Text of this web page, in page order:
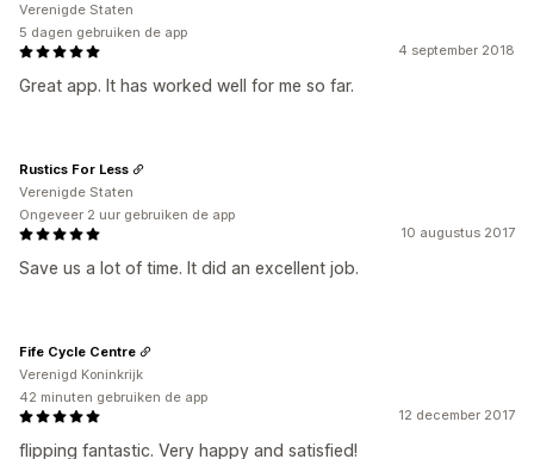
4 september 2018
Great app. It has worked well for me so far.
Verenigde Staten
5 dagen gebruiken de app
10 augustus 2017
Save us a lot of time. It did an excellent job.
Rustics For Less
Verenigde Staten
Ongeveer 2 uur gebruiken de app
12 december 2017
flipping fantastic. Very happy and satisfied!
Fife Cycle Centre
Verenigd Koninkrijk
42 minuten gebruiken de app